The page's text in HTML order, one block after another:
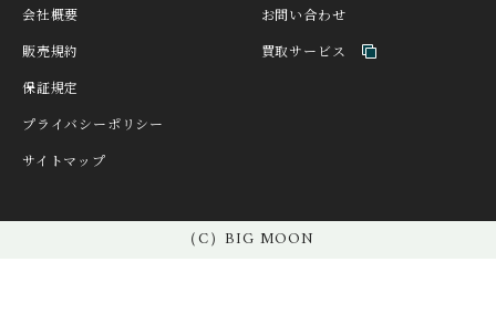
IKEPOD INCIPIO
JAEGER LE COULTRE
ジャガー・ルクルト
ジャン・クロード ペラ
JEANRICHARD
ジャンリシャール
会社概要
販売規約
保証規定
プライバシーポリシー
サイトマップ
お問い合わせ
買取サービス
（C）BIG MOON